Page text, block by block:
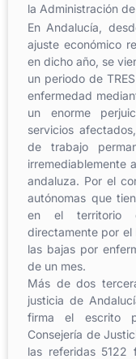
la Administración
En Andalucía,
ajuste económico
en dicho año, se
un periodo de
enfermedad
un enorme
servicios
de trabajo
irremediablemente
andaluza. Por el
autónomas que
en el territorio
directamente por el
las bajas por
de un mes.
Más de dos
justicia de
firma el escrito
Consejería de
las referidas